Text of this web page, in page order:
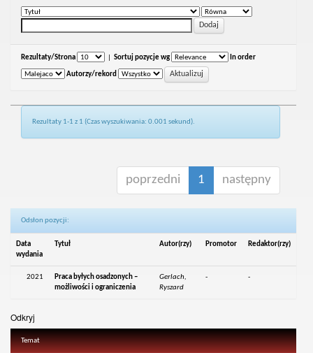
Rezultaty/Strona Sortuj pozycje wg In order
Autorzy/rekord
Rezultaty 1-1 z 1 (Czas wyszukiwania: 0.001 sekund).
poprzedni 1 następny
Odsłon pozycji:
Data
wydania
Tytuł Autor(rzy) Promotor Redaktor(rzy)
2021
Praca byłych osadzonych –
możliwości i ograniczenia
Gerlach,
Ryszard
- -
Odkryj
Temat